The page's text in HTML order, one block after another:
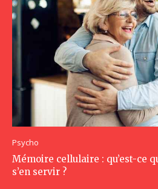
Psycho
Mémoire cellulaire : qu’est-ce
s’en servir ?